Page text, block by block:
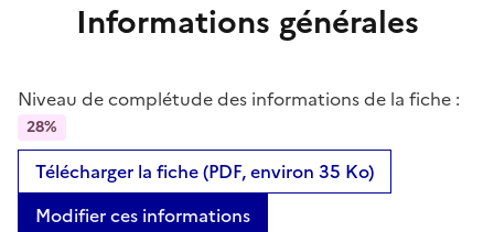
Informations générales
Niveau de complétude des informations de la fiche :
28%
Télécharger la fiche (PDF, environ 35 Ko)
Modifier ces informations